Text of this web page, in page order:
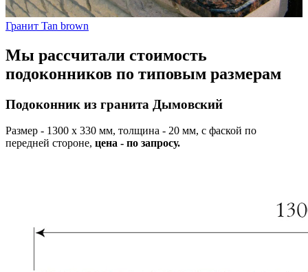
Гранит Tan brown
Мы рассчитали стоимость
подоконников по типовым размерам
Подоконник из гранита Дымовский
Размер - 1300 х 330 мм, толщина - 20 мм, с фаской по
передней стороне, цена - по запросу.